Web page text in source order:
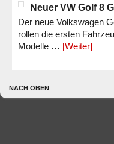
Neuer VW Golf 8
Der neue Volkswagen
rollen die ersten
Modelle … [Weiter]
NACH OBEN